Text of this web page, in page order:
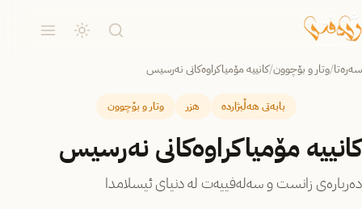
سەرەتا/وتار و بۆچوون/كانییە مۆمیاكراوەكانى نەرسیس
بابەتی هەڵبژاردە هزر وتار و بۆچوون
كانییە مۆمیاكراوەكانى نەرسیس
دەربارەى زانست و سەلەفییەت لە دنیاى ئیسلامدا